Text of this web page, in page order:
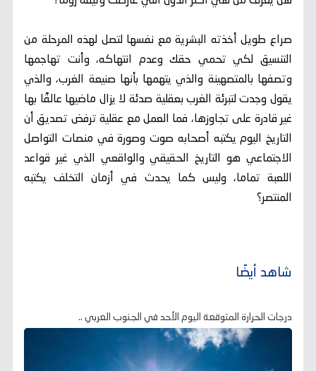
صراع طويل أخذته البشرية مع نفسها لتصل لهذه المرحلة من
التنسيق لكي تحمي حقك وعدم انتهاكه، وأنت تهاجمها
وتصفها بالمتصهينة والذي يتهمها بأنها صنيعة الغرب، والذي
يقول وجدت لتبرئة الغرب بعقلية صدئة لا يزال ماضيها عالقًا بها
غير قادرة على تجاوزها، فما العمل مع عقلية ترفض تصديق أن
التاريخ اليوم يكتبه أصحابه صوت وصورة في منصات التواصل
الاجتماعي هو التاريخ الحقيقي والواقعي الذي غير قواعد
اللعبة تماما، وليس كما يحدث في أزمان التخلف يكتبه
المنتصر؟
شاهد أيضًا
درجات الحرارة المتوقعة اليوم الأحد في الجنوب العربي ..